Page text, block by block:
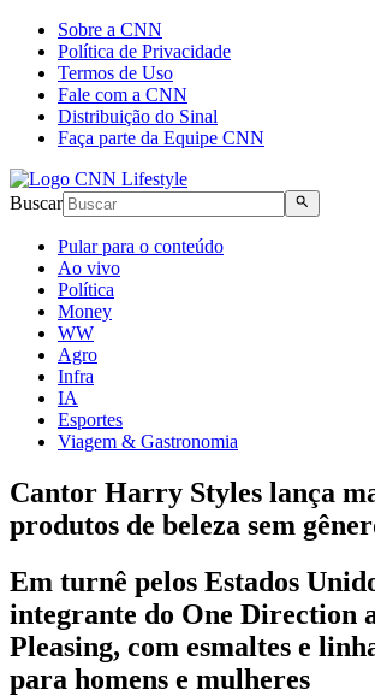
Sobre a CNN
Política de Privacidade
Termos de Uso
Fale com a CNN
Distribuição do Sinal
Faça parte da Equipe CNN
Buscar
Pular para o conteúdo
Ao vivo
Política
Money
WW
Agro
Infra
IA
Esportes
Viagem & Gastronomia
Cantor Harry Styles lança
produtos de beleza sem
Em turnê pelos Estados
integrante do One Direction
Pleasing, com esmaltes e
para homens e mulheres